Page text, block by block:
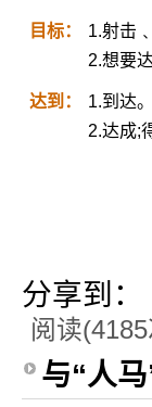
目标：
1.射击
2.想要
达到：
1.到达。
2.达成;
分享到：
阅读
与“人